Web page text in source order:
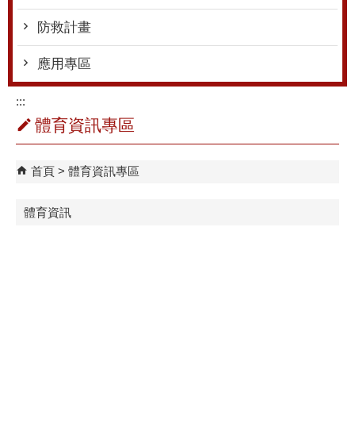
防救計畫
應用專區
:::
體育資訊專區
首頁 體育資訊專區
體育資訊